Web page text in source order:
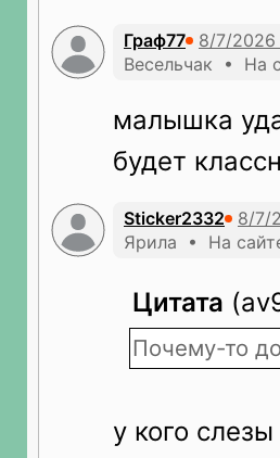
Граф77
Весельчак • На
малышка
будет
Sticker2332
Ярила • На
Цитата
Почему-то
у кого